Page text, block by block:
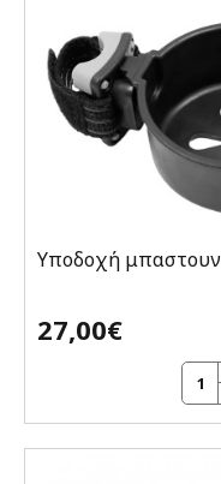
Υποδοχή
27,00€